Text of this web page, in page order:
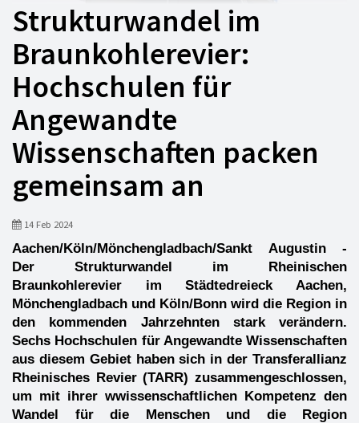
Strukturwandel im
Braunkohlerevier:
Hochschulen für
Angewandte
Wissenschaften packen
gemeinsam an
14 Feb 2024
Aachen/Köln/Mönchengladbach/Sankt Augustin -
Der Strukturwandel im Rheinischen
Braunkohlerevier im Städtedreieck Aachen,
Mönchengladbach und Köln/Bonn wird die Region in
den kommenden Jahrzehnten stark verändern.
Sechs Hochschulen für Angewandte Wissenschaften
aus diesem Gebiet haben sich in der Transferallianz
Rheinisches Revier (TARR) zusammengeschlossen,
um mit ihrer wwissenschaftlichen Kompetenz den
Wandel für die Menschen und die Region